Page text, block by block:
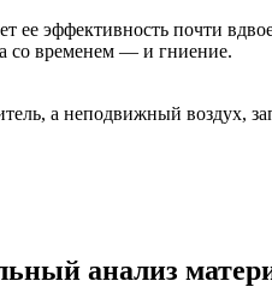
ее эффективность почти
со временем — и гниение.
а неподвижный воздух,
анализ